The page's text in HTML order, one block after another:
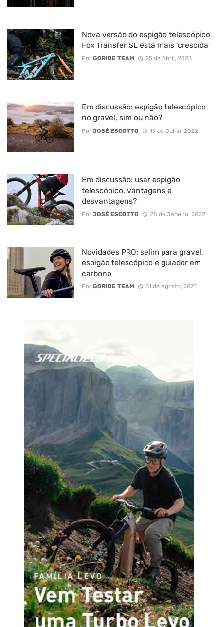
Nova versão do espigão telescópico
Fox Transfer SL está mais ‘crescida’
Por GORIDE TEAM 25 de Abril, 2023
Em discussão: espigão telescópico
no gravel, sim ou não?
Por JOSÉ ESCOTTO 19 de Julho, 2022
Em discussão: usar espigão
telescópico, vantagens e
desvantagens?
Por JOSÉ ESCOTTO 28 de Janeiro, 2022
Novidades PRO: selim para gravel,
espigão telescópico e guiador em
carbono
Por GORIDE TEAM 31 de Agosto, 2021